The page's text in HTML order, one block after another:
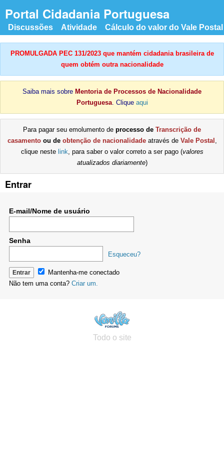
Portal Cidadania Portuguesa
Discussões Atividade Cálculo do valor do Vale Postal
PROMULGADA PEC 131/2023 que mantém cidadania brasileira de
quem obtém outra nacionalidade
Saiba mais sobre Mentoria de Processos de Nacionalidade
Portuguesa. Clique aqui
Para pagar seu emolumento de processo de Transcrição de
casamentoou de obtenção de nacionalidadeatravés de Vale Postal ,
clique neste link, para saber o valor correto a ser pago (valores
atualizados diariamente)
Entrar
E-mail/Nome de usuário
Senha
Esqueceu?
Mantenha-me conectado
Não tem uma conta? Criar um.
Todo o site